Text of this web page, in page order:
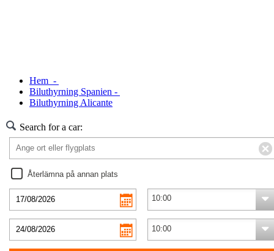
Hem -
Biluthyrning Spanien -
Biluthyrning Alicante
Search for a car:
Återlämna på annan plats